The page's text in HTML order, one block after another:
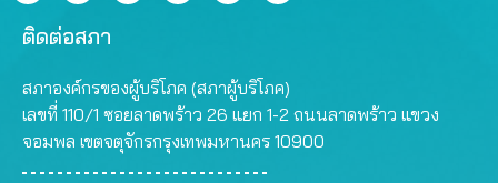
ติดต่อสภา
สภาองค์กรของผู้บริโภค (สภาผู้บริโภค)
เลขที่ 110/1 ซอยลาดพร้าว 26 แยก 1-2 ถนนลาดพร้าว แขวง
จอมพล เขตจตุจักรกรุงเทพมหานคร 10900